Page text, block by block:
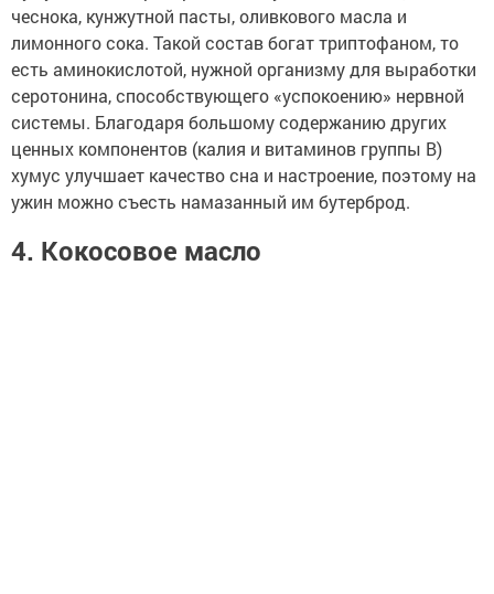
чеснока, кунжутной пасты, оливкового масла и
лимонного сока. Такой состав богат триптофаном, то
есть аминокислотой, нужной организму для выработки
серотонина, способствующего «успокоению» нервной
системы. Благодаря большому содержанию других
ценных компонентов (калия и витаминов группы B)
хумус улучшает качество сна и настроение, поэтому на
ужин можно съесть намазанный им бутерброд.
4. Кокосовое масло